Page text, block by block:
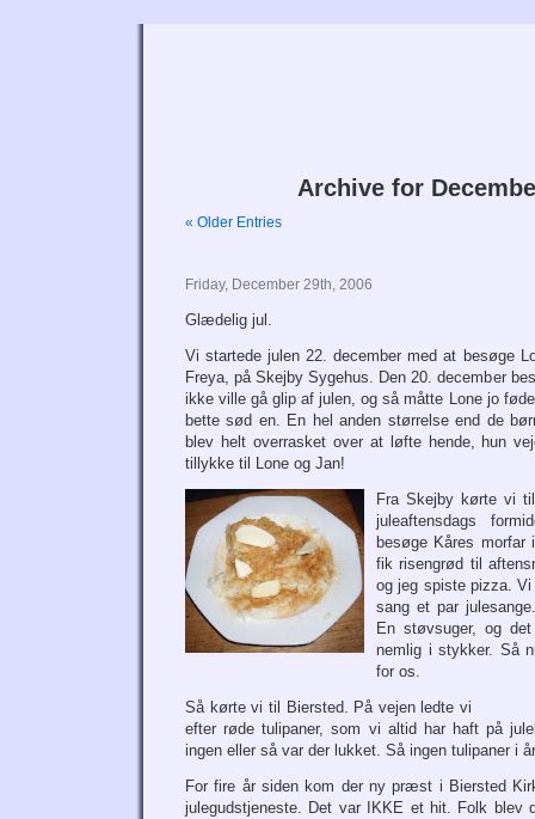
Archive for
« Older Entries
Friday, December 29th, 2006
Glædelig jul.
Vi startede julen 22. december med at besøge
Freya, på Skejby Sygehus. Den 20. december
ikke ville gå glip af julen, og så måtte Lone jo
bette sød en. En hel anden størrelse end de
blev helt overrasket over at løfte hende, hun
tillykke til Lone og Jan!
Fra Skejby kørte vi
juleaftensdags
besøge Kåres morfar
fik risengrød til
og jeg spiste pizza.
sang et par
En støvsuger, og
nemlig i stykker. Så
for os.
Så kørte vi til Biersted. På vejen ledte vi
efter røde tulipaner, som vi altid har haft på
ingen eller så var der lukket. Så ingen tulipaner i
For fire år siden kom der ny præst i Biersted
julegudstjeneste. Det var IKKE et hit. Folk blev